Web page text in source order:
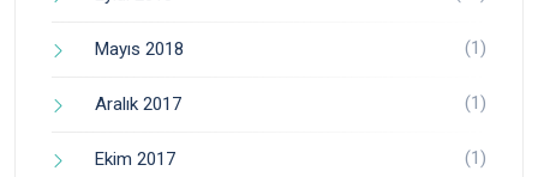
Mayıs 2018 (1)
Aralık 2017 (1)
Ekim 2017 (1)